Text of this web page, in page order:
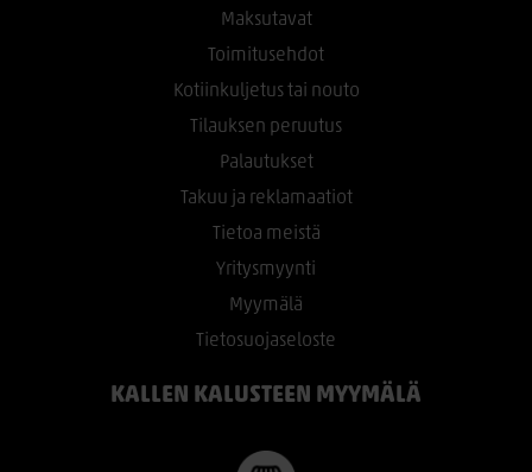
Maksutavat
Toimitusehdot
Kotiinkuljetus tai nouto
Tilauksen peruutus
Palautukset
Takuu ja reklamaatiot
Tietoa meistä
Yritysmyynti
Myymälä
Tietosuojaseloste
KALLEN KALUSTEEN MYYMÄLÄ